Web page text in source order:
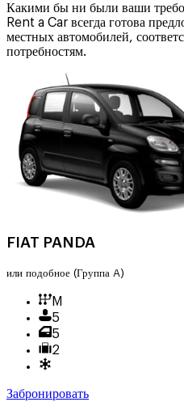
Какими бы ни были ваши
Rent a Car всегда готова
местных автомобилей,
потребностям.
FIAT PANDA
или подобное (Группа A)
M
5
5
2
Забронировать